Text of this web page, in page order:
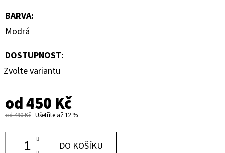
BARVA:
Modrá
DOSTUPNOST:
Zvolte variantu
od450 Kč
od 490 Kč Ušetříte až 12 %
DO KOŠÍKU